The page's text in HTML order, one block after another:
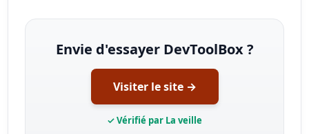
Envie d'essayer DevToolBox ?
Visiter le site →
✓ Vérifié par La veille